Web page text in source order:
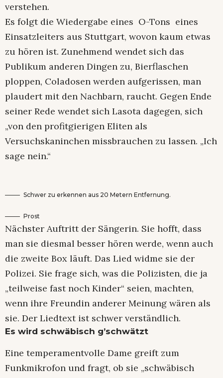
verstehen.
Es folgt die Wiedergabe eines O-Tons eines
Einsatzleiters aus Stuttgart, wovon kaum etwas
zu hören ist. Zunehmend wendet sich das
Publikum anderen Dingen zu, Bierflaschen
ploppen, Coladosen werden aufgerissen, man
plaudert mit den Nachbarn, raucht. Gegen Ende
seiner Rede wendet sich Lasota dagegen, sich
„von den profitgierigen Eliten als
Versuchskaninchen missbrauchen zu lassen. „Ich
sage nein.“
Schwer zu erkennen aus 20 Metern Entfernung.
Prost
Nächster Auftritt der Sängerin. Sie hofft, dass
man sie diesmal besser hören werde, wenn auch
die zweite Box läuft. Das Lied widme sie der
Polizei. Sie frage sich, was die Polizisten, die ja
„teilweise fast noch Kinder“ seien, machten,
wenn ihre Freundin anderer Meinung wären als
sie. Der Liedtext ist schwer verständlich.
Es wird schwäbisch g’schwätzt
Eine temperamentvolle Dame greift zum
Funkmikrofon und fragt, ob sie „schwäbisch